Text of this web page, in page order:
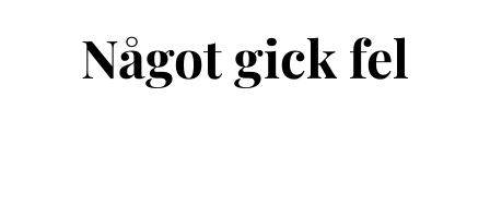
Något gick fel